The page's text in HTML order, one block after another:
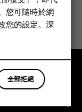
您可隨時於網
您的設定。深
全部拒絕